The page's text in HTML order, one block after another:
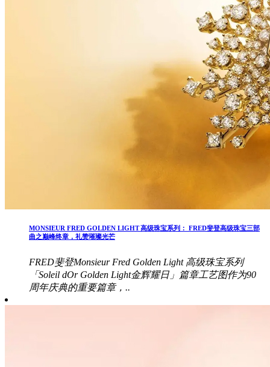
MONSIEUR FRED GOLDEN LIGHT 高级珠宝系列： FRED斐登高级珠宝三部
曲之巅峰终章，礼赞璀璨光芒
FRED斐登Monsieur Fred Golden Light 高级珠宝系列
「Soleil dOr Golden Light金辉耀日」篇章工艺图作为90
周年庆典的重要篇章，..